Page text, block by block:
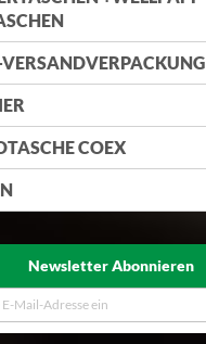
COEX
Newsletter Abonnieren